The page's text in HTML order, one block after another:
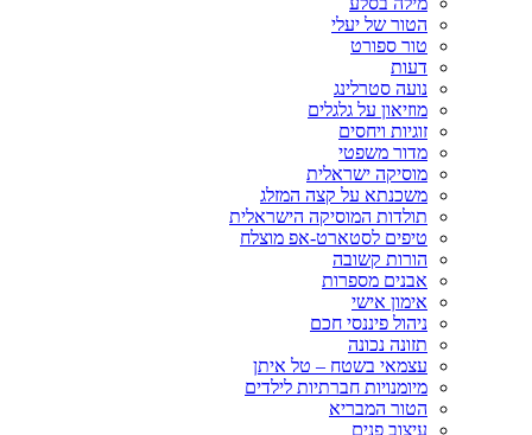
הטור של יעלי
טור ספורט
דעות
נועה סטרלינג
מוזיאון על גלגלים
זוגיות ויחסים
מדור משפטי
מוסיקה ישראלית
משכנתא על קצה המזלג
תולדות המוסיקה הישראלית
טיפים לסטארט-אפ מוצלח
הורות קשובה
אבנים מספרות
אימון אישי
ניהול פיננסי חכם
תזונה נכונה
עצמאי בשטח – טל איתן
מיומנויות חברתיות לילדים
הטור המבריא
עיצוב פנים